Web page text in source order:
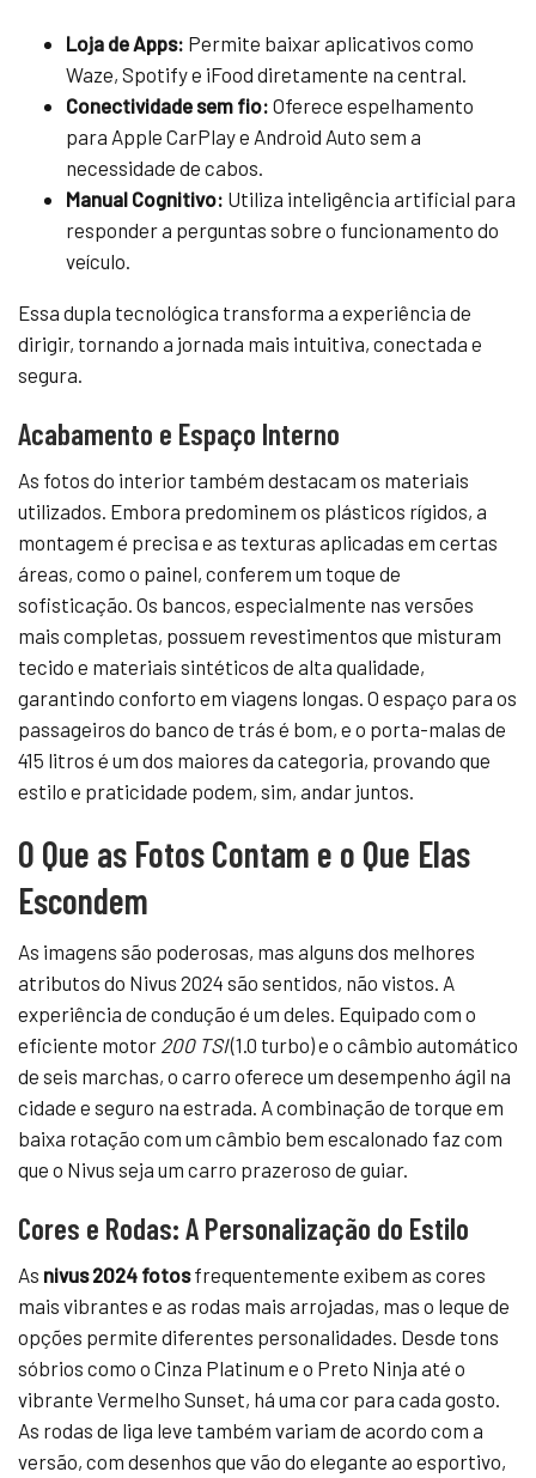
Loja de Apps: Permite baixar aplicativos como
Waze, Spotify e iFood diretamente na central.
Conectividade sem fio: Oferece espelhamento
para Apple CarPlay e Android Auto sem a
necessidade de cabos.
Manual Cognitivo: Utiliza inteligência artificial para
responder a perguntas sobre o funcionamento do
veículo.
Essa dupla tecnológica transforma a experiência de
dirigir, tornando a jornada mais intuitiva, conectada e
segura.
Acabamento e Espaço Interno
As fotos do interior também destacam os materiais
utilizados. Embora predominem os plásticos rígidos, a
montagem é precisa e as texturas aplicadas em certas
áreas, como o painel, conferem um toque de
sofisticação. Os bancos, especialmente nas versões
mais completas, possuem revestimentos que misturam
tecido e materiais sintéticos de alta qualidade,
garantindo conforto em viagens longas. O espaço para os
passageiros do banco de trás é bom, e o porta-malas de
415 litros é um dos maiores da categoria, provando que
estilo e praticidade podem, sim, andar juntos.
O Que as Fotos Contam e o Que Elas
Escondem
As imagens são poderosas, mas alguns dos melhores
atributos do Nivus 2024 são sentidos, não vistos. A
experiência de condução é um deles. Equipado com o
eficiente motor 200 TSI(1.0 turbo) e o câmbio automático
de seis marchas, o carro oferece um desempenho ágil na
cidade e seguro na estrada. A combinação de torque em
baixa rotação com um câmbio bem escalonado faz com
que o Nivus seja um carro prazeroso de guiar.
Cores e Rodas: A Personalização do Estilo
As nivus 2024 fotosfrequentemente exibem as cores
mais vibrantes e as rodas mais arrojadas, mas o leque de
opções permite diferentes personalidades. Desde tons
sóbrios como o Cinza Platinum e o Preto Ninja até o
vibrante Vermelho Sunset, há uma cor para cada gosto.
As rodas de liga leve também variam de acordo com a
versão, com desenhos que vão do elegante ao esportivo,